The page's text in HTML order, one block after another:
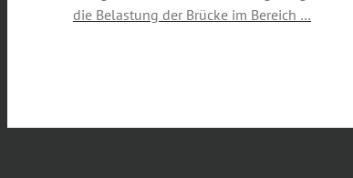
die Belastung der Brücke im Bereich …